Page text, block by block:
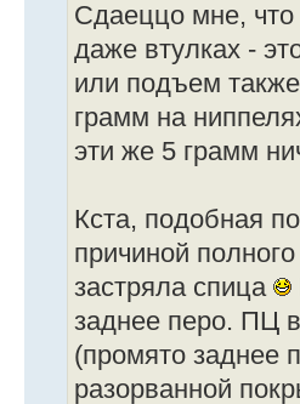
Сдаеццо мне, что
даже втулках -
или подъем
грамм на
эти же 5 грамм
Кста, подобная
причиной
застряла спица
заднее перо. ПЦ
(промято заднее
разорванной